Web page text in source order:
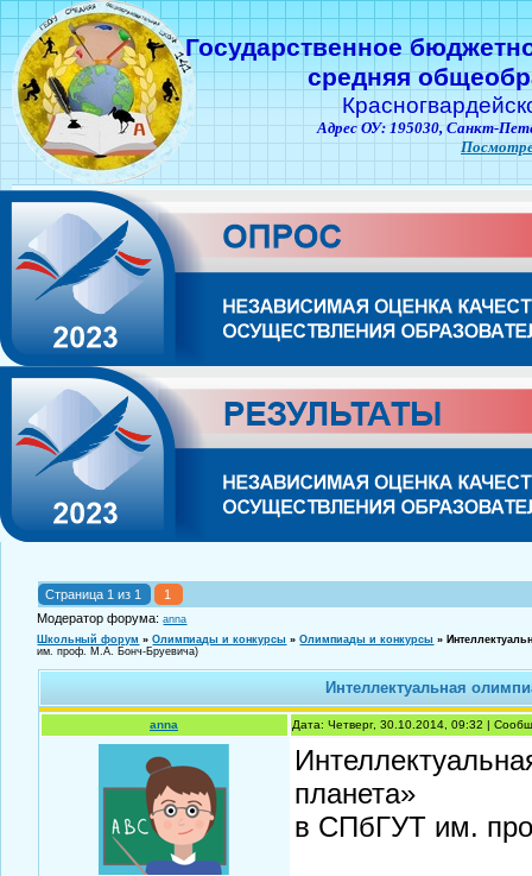
Государственное
средняя
Адрес ОУ: 195030, Санкт-
Страница 1 из 1
1
Модератор форума:anna
Школьный форум » Олимпиады и конкурсы » Олимпиады и конкурсы »
им. проф. М.А. Бонч-Бруевича)
Интеллектуальная
anna Дата: Четверг, 30.10.2014, 09:32 |
планета»
в СПбГУТ им.